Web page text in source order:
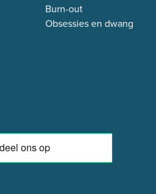
Burn-out
Obsessies en dwang